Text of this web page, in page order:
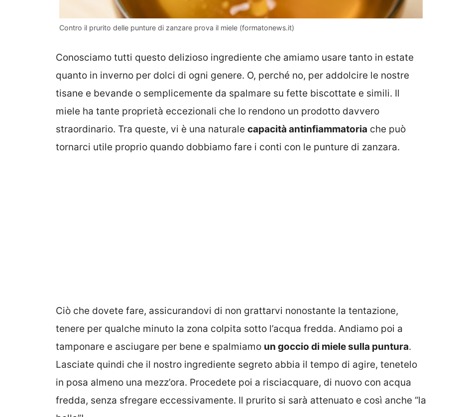
Contro il prurito delle punture di zanzare prova il miele (formatonews.it)
Conosciamo tutti questo delizioso ingrediente che amiamo usare tanto in estate
quanto in inverno per dolci di ogni genere. O, perché no, per addolcire le nostre
tisane e bevande o semplicemente da spalmare su fette biscottate e simili. Il
miele ha tante proprietà eccezionali che lo rendono un prodotto davvero
straordinario. Tra queste, vi è una naturale capacità antinfiammatoria che può
tornarci utile proprio quando dobbiamo fare i conti con le punture di zanzara.
Ciò che dovete fare, assicurandovi di non grattarvi nonostante la tentazione,
tenere per qualche minuto la zona colpita sotto l’acqua fredda. Andiamo poi a
tamponare e asciugare per bene e spalmiamo un goccio di miele sulla puntura.
Lasciate quindi che il nostro ingrediente segreto abbia il tempo di agire, tenetelo
in posa almeno una mezz’ora. Procedete poi a risciacquare, di nuovo con acqua
fredda, senza sfregare eccessivamente. Il prurito si sarà attenuato e così anche “la